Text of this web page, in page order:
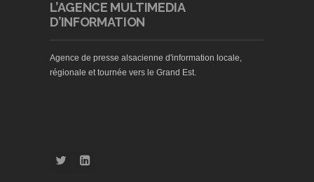
L’AGENCE MULTIMEDIA
D’INFORMATION
Agence de presse alsacienne d'information locale,
régionale et tournée vers le Grand Est.